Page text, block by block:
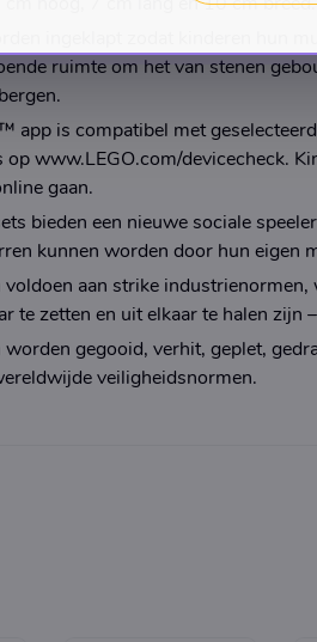
ingeklapt zodat kinderen hun
ruimte om het van stenen
app is compatibel met
op www.LEGO.com/devicecheck.
gaan.
bieden een nieuwe sociale
kunnen worden door hun eigen
aan strike
te zetten en uit elkaar te halen zijn
gegooid, verhit, geplet,
veiligheidsnormen.